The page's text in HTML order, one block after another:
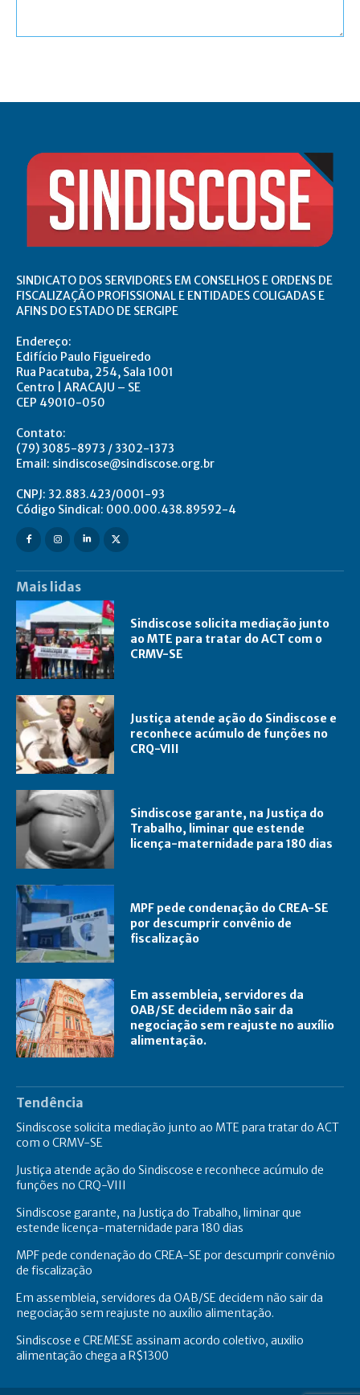
SINDICATO DOS SERVIDORES EM CONSELHOS E ORDENS DE
FISCALIZAÇÃO PROFISSIONAL E ENTIDADES COLIGADAS E
AFINS DO ESTADO DE SERGIPE
Endereço:
Edifício Paulo Figueiredo
Rua Pacatuba, 254, Sala 1001
Centro | ARACAJU – SE
CEP 49010-050
Contato:
(79) 3085-8973 / 3302-1373
Email: sindiscose@sindiscose.org.br
CNPJ: 32.883.423/0001-93
Código Sindical: 000.000.438.89592-4
Mais lidas
Sindiscose solicita mediação junto
ao MTE para tratar do ACT com o
CRMV-SE
Justiça atende ação do Sindiscose e
reconhece acúmulo de funções no
CRQ-VIII
Sindiscose garante, na Justiça do
Trabalho, liminar que estende
licença-maternidade para 180 dias
MPF pede condenação do CREA-SE
por descumprir convênio de
fiscalização
Em assembleia, servidores da
OAB/SE decidem não sair da
negociação sem reajuste no auxílio
alimentação.
Tendência
Sindiscose solicita mediação junto ao MTE para tratar do ACT
com o CRMV-SE
Justiça atende ação do Sindiscose e reconhece acúmulo de
funções no CRQ-VIII
Sindiscose garante, na Justiça do Trabalho, liminar que
estende licença-maternidade para 180 dias
MPF pede condenação do CREA-SE por descumprir convênio
de fiscalização
Em assembleia, servidores da OAB/SE decidem não sair da
negociação sem reajuste no auxílio alimentação.
Sindiscose e CREMESE assinam acordo coletivo, auxilio
alimentação chega a R$1300